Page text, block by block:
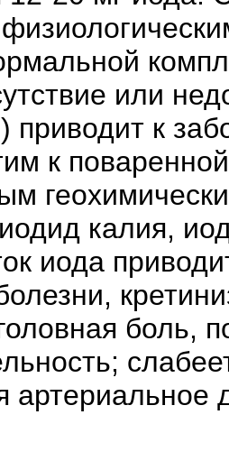
или
приводит к
к
калия,
иода
боль,
артериальное